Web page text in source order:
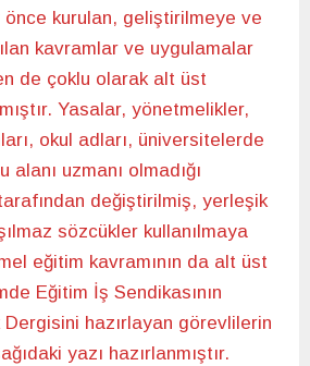
önce kurulan, geliştirilmeye ve
kavramlar ve uygulamalar
de çoklu olarak alt üst
Yasalar, yönetmelikler,
okul adları, üniversitelerde
alanı uzmanı olmadığı
değiştirilmiş, yerleşik
sözcükler kullanılmaya
eğitim kavramının da alt üst
Eğitim İş Sendikasının
Dergisini hazırlayan görevlilerin
yazı hazırlanmıştır.